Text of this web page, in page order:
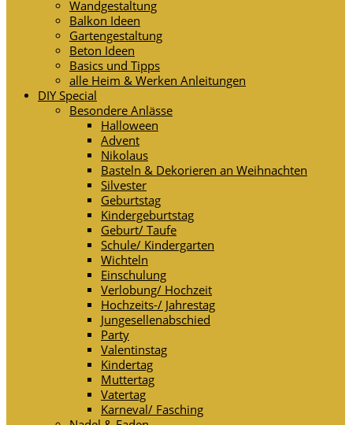
Wandgestaltung
Balkon Ideen
Gartengestaltung
Beton Ideen
Basics und Tipps
alle Heim & Werken Anleitungen
DIY Special
Besondere Anlässe
Halloween
Advent
Nikolaus
Basteln & Dekorieren an Weihnachten
Silvester
Geburtstag
Kindergeburtstag
Geburt/ Taufe
Schule/ Kindergarten
Wichteln
Einschulung
Verlobung/ Hochzeit
Hochzeits-/ Jahrestag
Jungesellenabschied
Party
Valentinstag
Kindertag
Muttertag
Vatertag
Karneval/ Fasching